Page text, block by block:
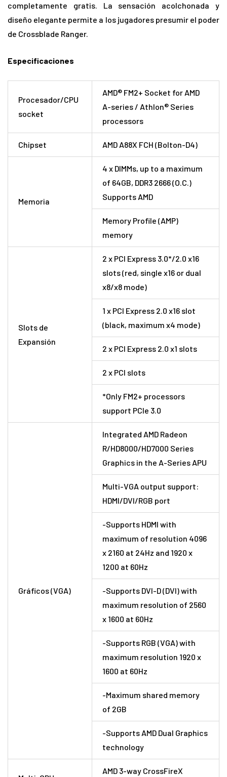
completamente gratis. La sensación acolchonada y
diseño elegante permite a los jugadores presumir el poder
de Crossblade Ranger.
Especificaciones
Procesador/CPU
socket
AMD® FM2+ Socket for AMD
A-series / Athlon® Series
processors
Chipset AMD A88X FCH (Bolton-D4)
Memoria
4 x DIMMs, up to a maximum
of 64GB, DDR3 2666 (O.C.)
Supports AMD
Memory Profile (AMP)
memory
Slots de
Expansión
2 x PCI Express 3.0*/2.0 x16
slots (red, single x16 or dual
x8/x8 mode)
1 x PCI Express 2.0 x16 slot
(black, maximum x4 mode)
2 x PCI Express 2.0 x1 slots
2 x PCI slots
*Only FM2+ processors
support PCIe 3.0
Gráficos (VGA)
Integrated AMD Radeon
R/HD8000/HD7000 Series
Graphics in the A-Series APU
Multi-VGA output support:
HDMI/DVI/RGB port
-Supports HDMI with
maximum of resolution 4096
x 2160 at 24Hz and 1920 x
1200 at 60Hz
-Supports DVI-D (DVI) with
maximum resolution of 2560
x 1600 at 60Hz
-Supports RGB (VGA) with
maximum resolution 1920 x
1600 at 60Hz
-Maximum shared memory
of 2GB
-Supports AMD Dual Graphics
technology
AMD 3-way CrossFireX